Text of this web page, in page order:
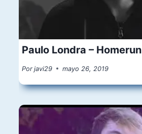
Paulo Londra – Homerun
Por javi29 mayo 26, 2019